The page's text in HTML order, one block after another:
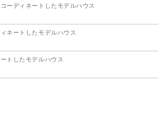
ーディネートしたモデルハウス
ネートしたモデルハウス
トしたモデルハウス